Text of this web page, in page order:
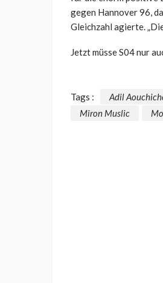
gegen Hannover 96,
Gleichzahl agierte.
Jetzt müsse S04 nur
Tags : Adil
Miron Muslic